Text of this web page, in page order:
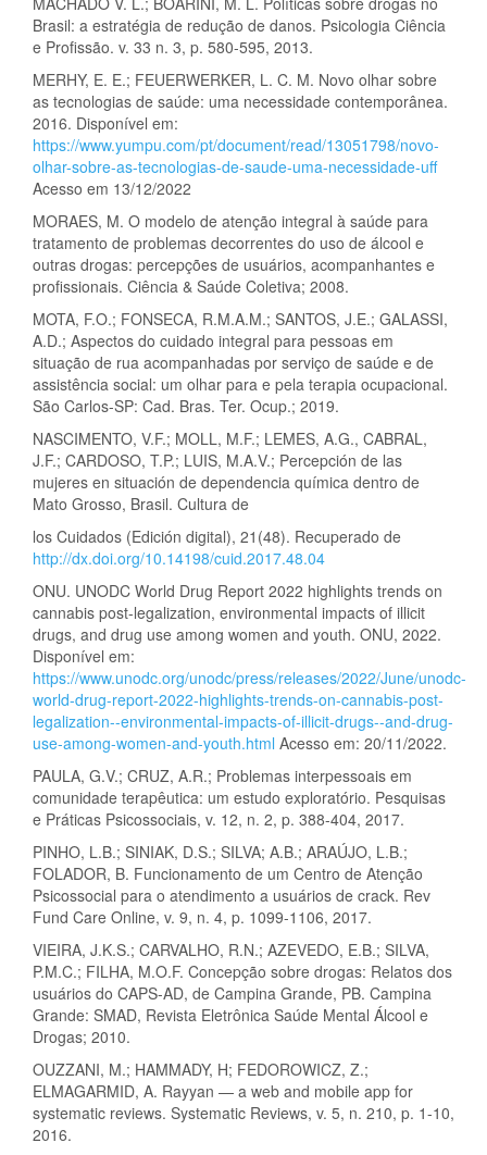
Brasil: a estratégia de redução de danos. Psicologia Ciência
e Profissão. v. 33 n. 3, p. 580-595, 2013.
MERHY, E. E.; FEUERWERKER, L. C. M. Novo olhar sobre
as tecnologias de saúde: uma necessidade contemporânea.
2016. Disponível em:
https://www.yumpu.com/pt/document/read/13051798/novo-
olhar-sobre-as-tecnologias-de-saude-uma-necessidade-uff
Acesso em 13/12/2022
MORAES, M. O modelo de atenção integral à saúde para
tratamento de problemas decorrentes do uso de álcool e
outras drogas: percepções de usuários, acompanhantes e
profissionais. Ciência & Saúde Coletiva; 2008.
MOTA, F.O.; FONSECA, R.M.A.M.; SANTOS, J.E.; GALASSI,
A.D.; Aspectos do cuidado integral para pessoas em
situação de rua acompanhadas por serviço de saúde e de
assistência social: um olhar para e pela terapia ocupacional.
São Carlos-SP: Cad. Bras. Ter. Ocup.; 2019.
NASCIMENTO, V.F.; MOLL, M.F.; LEMES, A.G., CABRAL,
J.F.; CARDOSO, T.P.; LUIS, M.A.V.; Percepción de las
mujeres en situación de dependencia química dentro de
Mato Grosso, Brasil. Cultura de
los Cuidados (Edición digital), 21(48). Recuperado de
http://dx.doi.org/10.14198/cuid.2017.48.04
ONU. UNODC World Drug Report 2022 highlights trends on
cannabis post-legalization, environmental impacts of illicit
drugs, and drug use among women and youth. ONU, 2022.
Disponível em:
https://www.unodc.org/unodc/press/releases/2022/June/unodc-
world-drug-report-2022-highlights-trends-on-cannabis-post-
legalization--environmental-impacts-of-illicit-drugs--and-drug-
use-among-women-and-youth.html Acesso em: 20/11/2022.
PAULA, G.V.; CRUZ, A.R.; Problemas interpessoais em
comunidade terapêutica: um estudo exploratório. Pesquisas
e Práticas Psicossociais, v. 12, n. 2, p. 388-404, 2017.
PINHO, L.B.; SINIAK, D.S.; SILVA; A.B.; ARAÚJO, L.B.;
FOLADOR, B. Funcionamento de um Centro de Atenção
Psicossocial para o atendimento a usuários de crack. Rev
Fund Care Online, v. 9, n. 4, p. 1099-1106, 2017.
VIEIRA, J.K.S.; CARVALHO, R.N.; AZEVEDO, E.B.; SILVA,
P.M.C.; FILHA, M.O.F. Concepção sobre drogas: Relatos dos
usuários do CAPS-AD, de Campina Grande, PB. Campina
Grande: SMAD, Revista Eletrônica Saúde Mental Álcool e
Drogas; 2010.
OUZZANI, M.; HAMMADY, H; FEDOROWICZ, Z.;
ELMAGARMID, A. Rayyan — a web and mobile app for
systematic reviews. Systematic Reviews, v. 5, n. 210, p. 1-10,
2016.